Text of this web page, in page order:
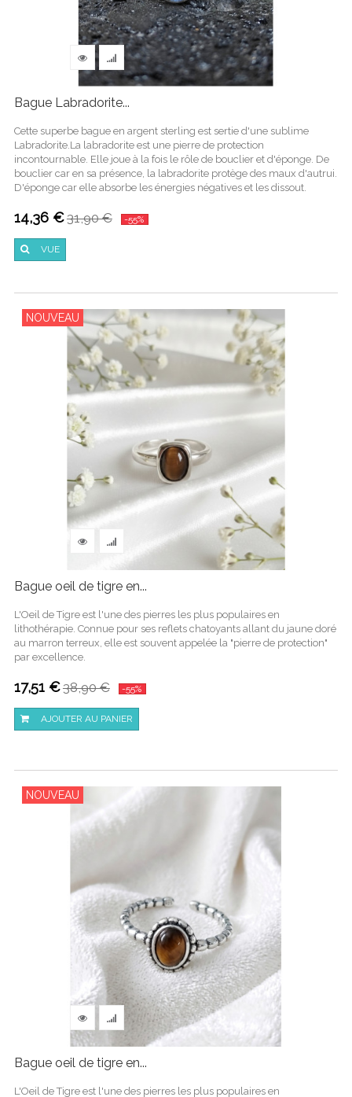
Bague Labradorite...
Cette superbe bague en argent sterling est sertie d'une sublime
Labradorite.La labradorite est une pierre de protection
incontournable. Elle joue à la fois le rôle de bouclier et d'éponge. De
bouclier car en sa présence, la labradorite protège des maux d'autrui.
D'éponge car elle absorbe les énergies négatives et les dissout.
14,36 €31,90 € -55%
VUE
NOUVEAU
Bague oeil de tigre en...
L'Oeil de Tigre est l'une des pierres les plus populaires en
lithothérapie. Connue pour ses reflets chatoyants allant du jaune doré
au marron terreux, elle est souvent appelée la "pierre de protection"
par excellence.
17,51 €38,90 € -55%
AJOUTER AU PANIER
NOUVEAU
Bague oeil de tigre en...
L'Oeil de Tigre est l'une des pierres les plus populaires en